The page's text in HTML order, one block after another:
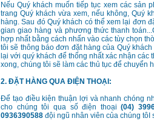
Nếu Quý khách muốn tiếp tục xem các sản
trang Quý khách vừa xem, nếu không, Quý
hàng. Sau đó Quý khách có thể xem lại đơn
gian giao hàng và phương thức thanh
hợp nhất bằng cách nhấn vào các tùy chọn
tôi sẽ thông báo đơn đặt hàng của Quý
lại với quý khách để thống nhất xác nhận
xong, chúng tôi sẽ làm các thủ tục để chuyển
2. ĐẶT HÀNG QUA ĐIỆN THOẠI:
Để tạo điều kiện thuận lợi và nhanh chóng
cho chúng tôi qua số điện thoại (04)
0936390588 đội ngũ nhân viên của chúng tôI